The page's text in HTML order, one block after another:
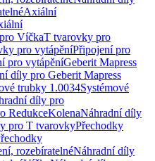
Axiální
VíčkaT tvarovky pro
pro vytápěníPřipojení pro
pro vytápěníGeberit Mapress
díly pro Geberit Mapress
trubky 1.0034Systémové
díly pro
RedukceKolenaNáhradní díly
pro T tvarovkyPřechodky
rozebíratelnéNáhradní díly